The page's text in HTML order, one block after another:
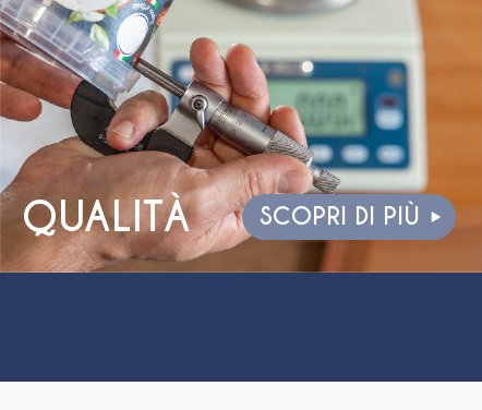
QUALITÀ SCOPRI DI PIÙ